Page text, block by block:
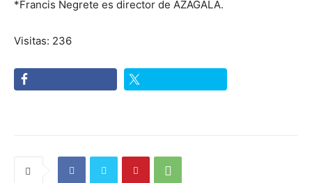
*Francis Negrete es director de AZAGALA.
Visitas: 236